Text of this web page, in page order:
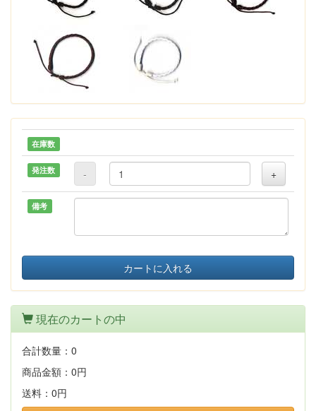
在庫数
発注数 - +
備考
カートに入れる
現在のカートの中
合計数量： 0
商品金額： 0円
送料： 0円